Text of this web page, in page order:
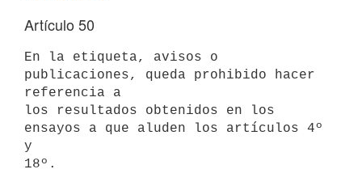
Artículo 50
En la etiqueta, avisos o
publicaciones, queda prohibido hacer
referencia a
los resultados obtenidos en los
ensayos a que aluden los artículos 4º
y